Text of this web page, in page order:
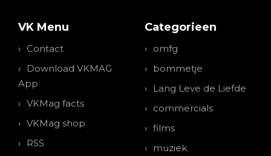
VK Menu
Contact
Download VKMAG
App
VKMag facts
VKMag shop
RSS
Categorieen
omfg
bommetje
Lang Leve de Liefde
commercials
films
muziek